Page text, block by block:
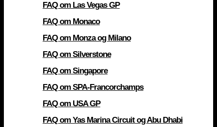
FAQ om Las Vegas GP
FAQ om Monaco
FAQ om Monza og Milano
FAQ om Silverstone
FAQ om Singapore
FAQ om SPA-Francorchamps
FAQ om USA GP
FAQ om Yas Marina Circuit og Abu Dhabi